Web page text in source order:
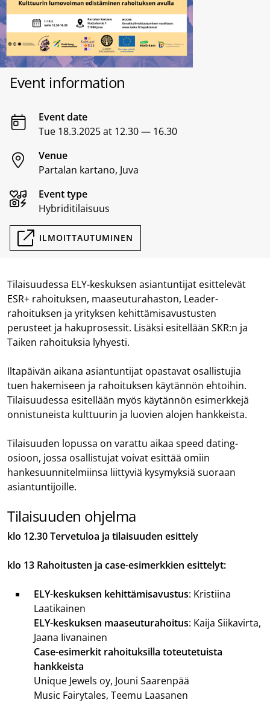
Event information
Event date
Tue 18.3.2025 at 12.30 — 16.30
Venue
Partalan kartano, Juva
Event type
Hybriditilaisuus
ILMOITTAUTUMINEN
Tilaisuudessa ELY-keskuksen asiantuntijat esittelevät
ESR+ rahoituksen, maaseuturahaston, Leader-
rahoituksen ja yrityksen kehittämisavustusten
perusteet ja hakuprosessit. Lisäksi esitellään SKR:n ja
Taiken rahoituksia lyhyesti.
Iltapäivän aikana asiantuntijat opastavat osallistujia
tuen hakemiseen ja rahoituksen käytännön ehtoihin.
Tilaisuudessa esitellään myös käytännön esimerkkejä
onnistuneista kulttuurin ja luovien alojen hankkeista.
Tilaisuuden lopussa on varattu aikaa speed dating-
osioon, jossa osallistujat voivat esittää omiin
hankesuunnitelmiinsa liittyviä kysymyksiä suoraan
asiantuntijoille.
Tilaisuuden ohjelma
klo 12.30Tervetuloa ja tilaisuuden esittely
klo 13 Rahoitusten ja case-esimerkkien esittelyt:
ELY-keskuksen kehittämisavustus: Kristiina
Laatikainen
ELY-keskuksen maaseuturahoitus: Kaija Siikavirta,
Jaana Iivanainen
Case-esimerkit rahoituksilla toteutetuista
hankkeista
Unique Jewels oy, Jouni Saarenpää
Music Fairytales, Teemu Laasanen